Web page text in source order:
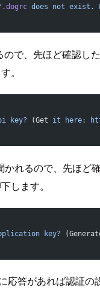
.dogrc does not exist.
で、先ほど確認し
。
key? (Get it here:
れるので、先ほど
します。
key?
応答があれば認証の